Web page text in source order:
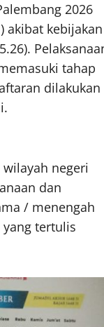
2026
akibat kebijakan
tahap
dilakukan
negeri
dan
/ menengah
tertulis